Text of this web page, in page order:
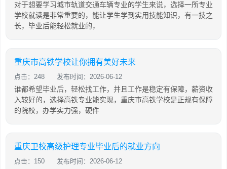
对于想要学习城市轨道交通车辆专业的学生来说，选择一所专业
学校就读是非常重要的，能让学生学到实用技能知识，有一技之
长，毕业后能轻松就业的，
重庆市高铁学校让你拥有美好未来
点击：248 发布时间：2026-06-12
谁都希望毕业后，轻松找工作，并且工作是稳定有保障，薪资收
入较好的，选择高铁专业能实现，重庆市高铁学校是正规有保障
的院校，办学实力强，硬件
重庆卫校高级护理专业毕业后的就业方向
点击：150 发布时间：2026-06-12